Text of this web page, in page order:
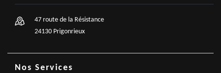
47 route de la Résistance
24130 Prigonrieux
Nos Services